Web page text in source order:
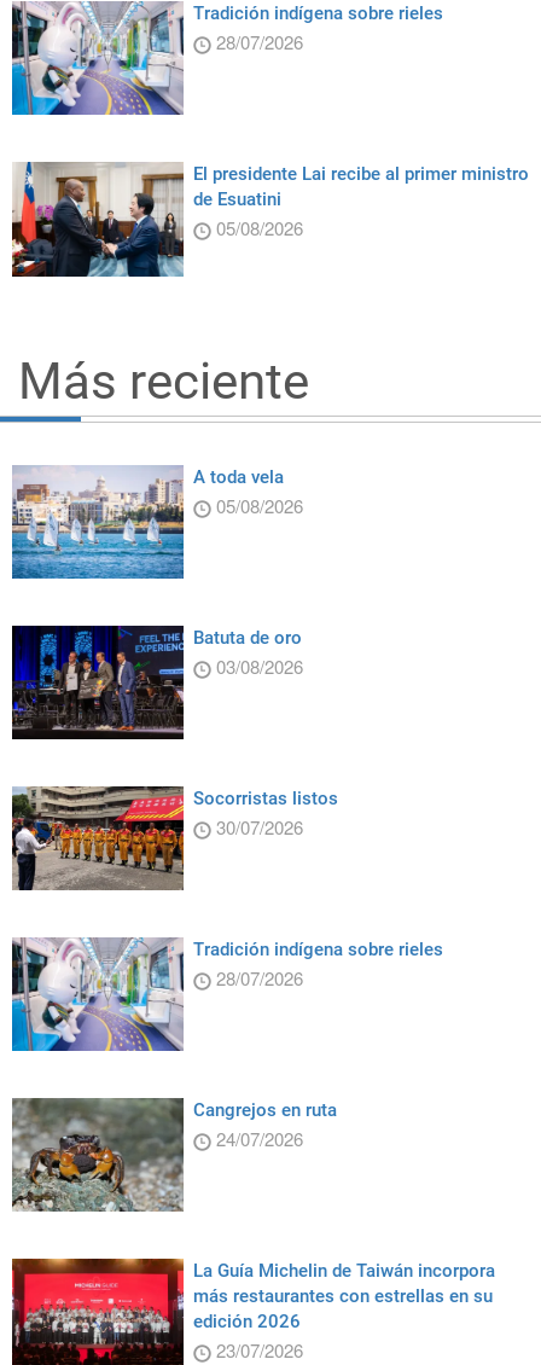
Tradición indígena sobre rieles
28/07/2026
El presidente Lai recibe al primer ministro
de Esuatini
05/08/2026
Más reciente
A toda vela
05/08/2026
Batuta de oro
03/08/2026
Socorristas listos
30/07/2026
Tradición indígena sobre rieles
28/07/2026
Cangrejos en ruta
24/07/2026
La Guía Michelin de Taiwán incorpora
más restaurantes con estrellas en su
edición 2026
23/07/2026